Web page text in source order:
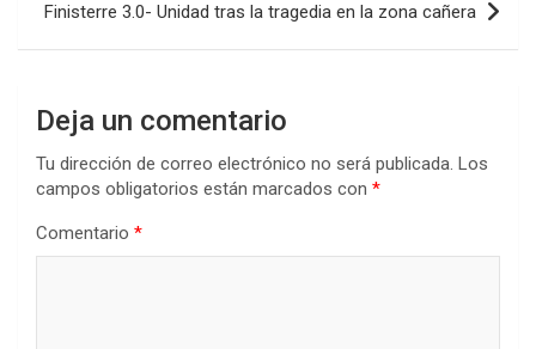
Finisterre 3.0- Unidad tras la tragedia en la zona cañera
Deja un comentario
Tu dirección de correo electrónico no será publicada. Los
campos obligatorios están marcados con *
Comentario *